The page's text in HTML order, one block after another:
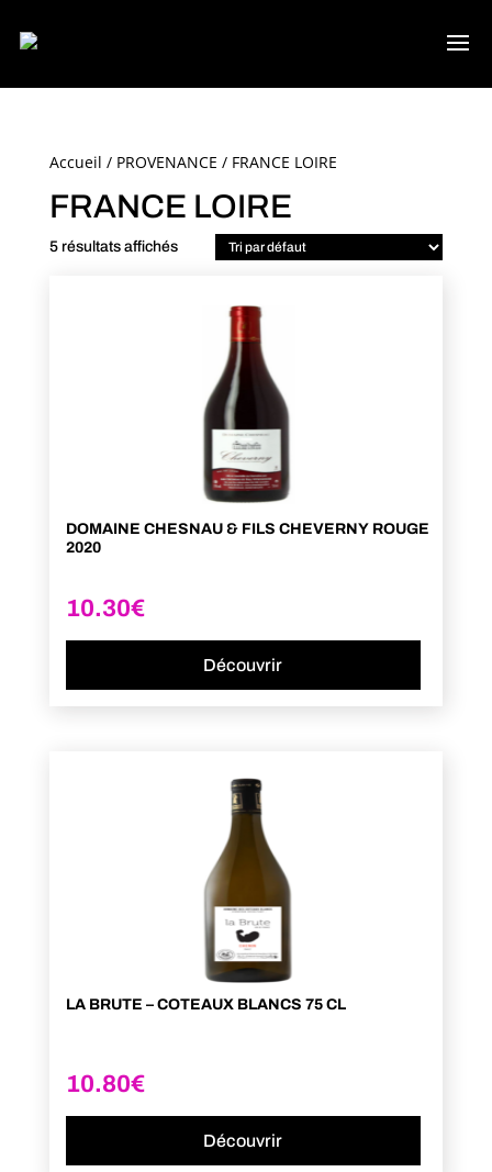
Accueil / PROVENANCE / FRANCE LOIRE
FRANCE LOIRE
5 résultats affichés
DOMAINE CHESNAU & FILS CHEVERNY ROUGE
2020
10.30€
Découvrir
LA BRUTE – COTEAUX BLANCS 75 CL
10.80€
Découvrir